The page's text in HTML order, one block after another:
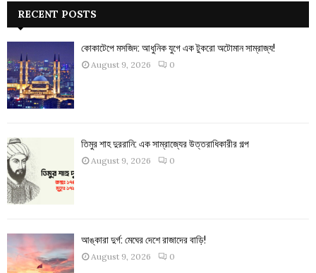
RECENT POSTS
কোকাটেপে মসজিদ: আধুনিক যুগে এক টুকরো অটোমান সাম্রাজ্য!
August 9, 2026 0
তিমুর শাহ দুররানি: এক সাম্রাজ্যের উত্তরাধিকারীর গল্প
August 9, 2026 0
আঙ্কারা দুর্গ: মেঘের দেশে রাজাদের বাড়ি!
August 9, 2026 0